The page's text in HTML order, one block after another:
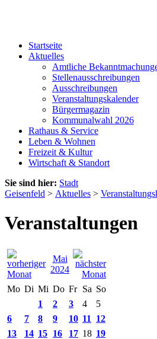
Startseite
Aktuelles
Amtliche
Stellenausschreibungen
Ausschreibungen
Veranstaltungskalender
Bürgermagazin
Kommunalwahl 2026
Rathaus & Service
Leben & Wohnen
Freizeit & Kultur
Wirtschaft & Standort
Sie sind hier: Stadt
Geisenfeld > Aktuelles >
Veranstaltungen
Mai
2024
Mo Di Mi Do Fr Sa So
1
2 3 4
5
6
7 8 9 10 11
12
13
14 15 16 17 18 19